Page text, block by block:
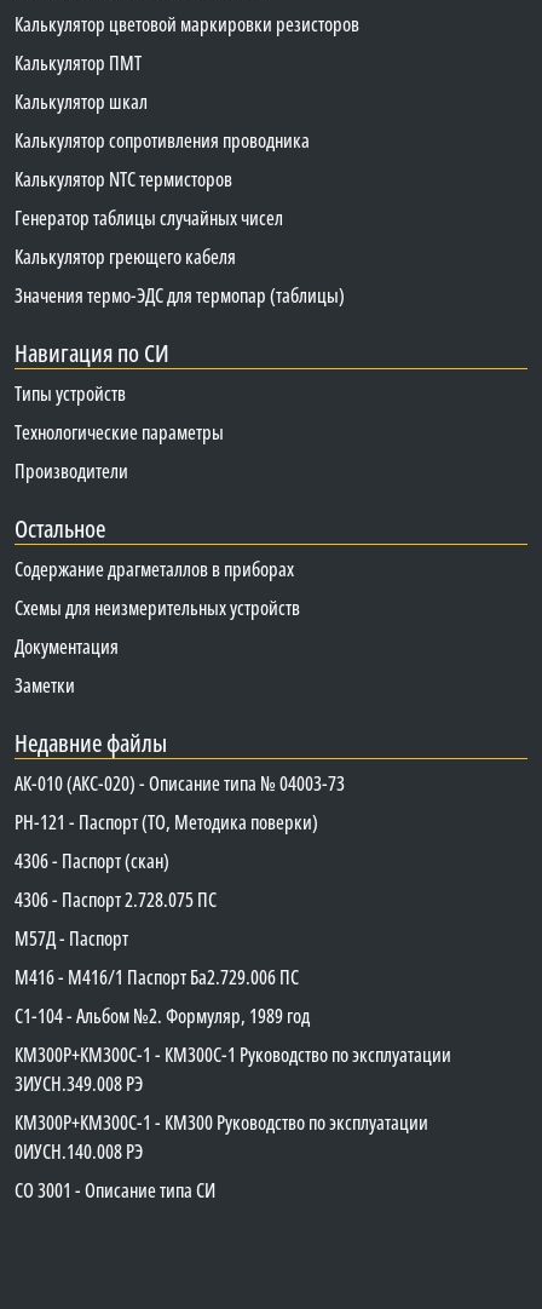
Калькулятор цветовой маркировки резисторов
Калькулятор ПМТ
Калькулятор шкал
Калькулятор сопротивления проводника
Калькулятор NTC термисторов
Генератор таблицы случайных чисел
Калькулятор греющего кабеля
Значения термо-ЭДС для термопар (таблицы)
Навигация по СИ
Типы устройств
Технологические параметры
Производители
Остальное
Содержание драгметаллов в приборах
Схемы для неизмерительных устройств
Документация
Заметки
Недавние файлы
АК-010 (АКС-020) - Описание типа № 04003-73
PH-121 - Паспорт (ТО, Методика поверки)
4306 - Паспорт (скан)
4306 - Паспорт 2.728.075 ПС
М57Д - Паспорт
М416 - М416/1 Паспорт Ба2.729.006 ПС
C1-104 - Альбом №2. Формуляр, 1989 год
КМ300Р+КМ300С-1 - КМ300C-1 Руководство по эксплуатации
3ИУСН.349.008 РЭ
КМ300Р+КМ300С-1 - КМ300 Руководство по эксплуатации
0ИУСН.140.008 РЭ
СО 3001 - Описание типа СИ